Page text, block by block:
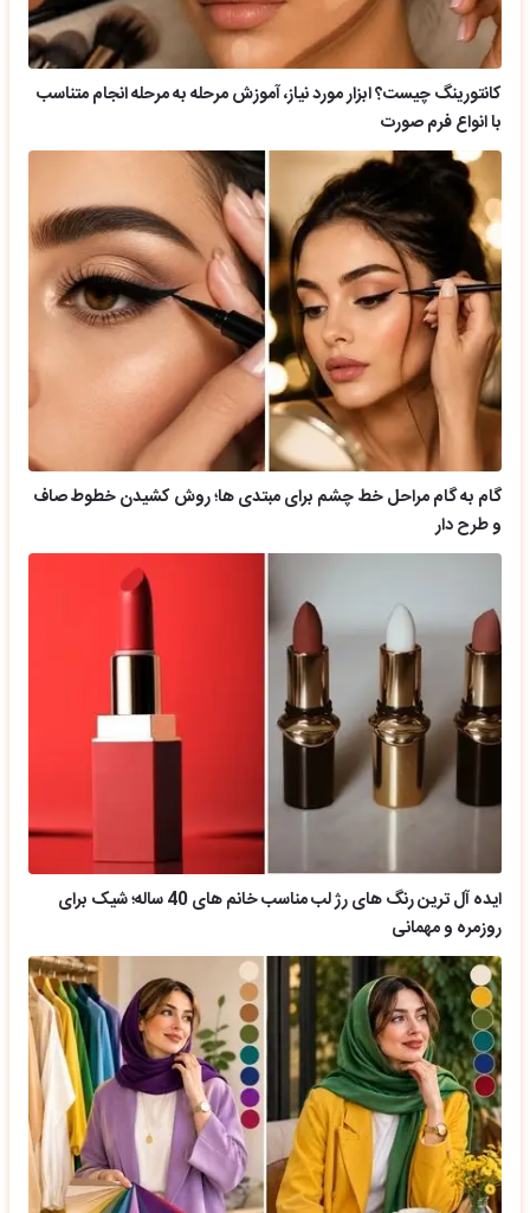
کانتورینگ چیست؟ ابزار مورد نیاز، آموزش مرحله به مرحله انجام متناسب
با انواع فرم صورت
گام به گام مراحل خط چشم برای مبتدی ها؛ روش کشیدن خطوط صاف
و طرح دار
ایده آل ترین رنگ های رژ لب مناسب خانم های 40 ساله؛ شیک برای
روزمره و مهمانی